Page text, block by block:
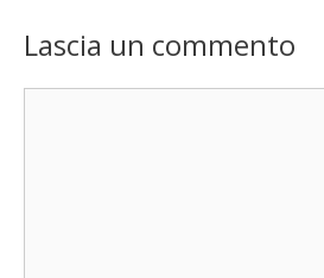
Lascia un commento